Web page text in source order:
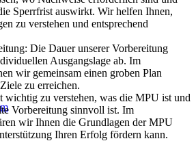
Sperrfrist auswirkt. Wir helfen Ihnen,
zu verstehen und entsprechend
Die Dauer unserer Vorbereitung
Ausgangslage ab. Im
wir gemeinsam einen groben Plan
zu erreichen.
wichtig zu verstehen, was die MPU ist und
Vorbereitung sinnvoll ist. Im
wir Ihnen die Grundlagen der MPU
Ihren Erfolg fördern kann.